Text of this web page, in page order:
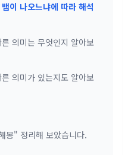
이 나오느냐에 따라 해석
의미는 무엇인지 알아보
의미가 있는지도 알아보
몽" 정리해 보았습니다.